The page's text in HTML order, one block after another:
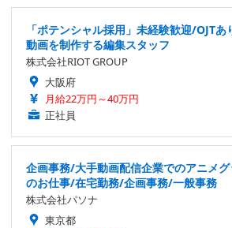
「ポテンシャル採用」未経験歓迎/OJT
動画を制作する編集スタッフ
株式会社RIOT GROUP
大阪府
月給22万円～40万円
正社員
企画事務/大手動画配信企業でのアニメ
のお仕事/在宅勤務/企画事務/一般事務
株式会社パソナ
東京都